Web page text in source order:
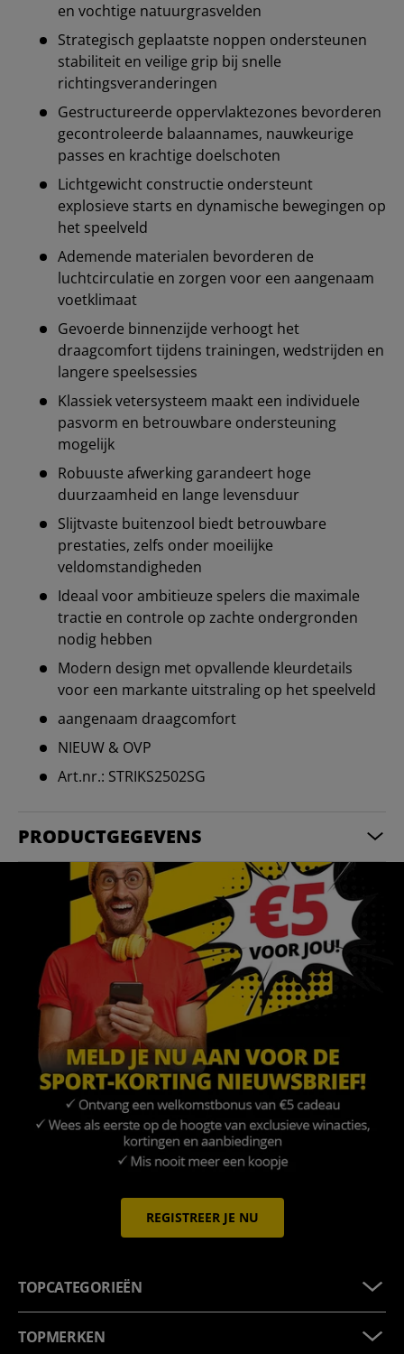
en vochtige natuurgrasvelden
Strategisch geplaatste noppen ondersteunen
stabiliteit en veilige grip bij snelle
richtingsveranderingen
Gestructureerde oppervlaktezones bevorderen
gecontroleerde balaannames, nauwkeurige
passes en krachtige doelschoten
Lichtgewicht constructie ondersteunt
explosieve starts en dynamische bewegingen op
het speelveld
Ademende materialen bevorderen de
luchtcirculatie en zorgen voor een aangenaam
voetklimaat
Gevoerde binnenzijde verhoogt het
draagcomfort tijdens trainingen, wedstrijden en
langere speelsessies
Klassiek vetersysteem maakt een individuele
pasvorm en betrouwbare ondersteuning
mogelijk
Robuuste afwerking garandeert hoge
duurzaamheid en lange levensduur
Slijtvaste buitenzool biedt betrouwbare
prestaties, zelfs onder moeilijke
veldomstandigheden
Ideaal voor ambitieuze spelers die maximale
tractie en controle op zachte ondergronden
nodig hebben
Modern design met opvallende kleurdetails
voor een markante uitstraling op het speelveld
aangenaam draagcomfort
NIEUW & OVP
Art.nr.: STRIKS2502SG
PRODUCTGEGEVENS
REGISTREER JE NU
TOPCATEGORIEËN
TOPMERKEN